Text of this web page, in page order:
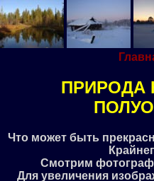
ПРИРОДА
Что может быть
Смотрим
Для увеличения